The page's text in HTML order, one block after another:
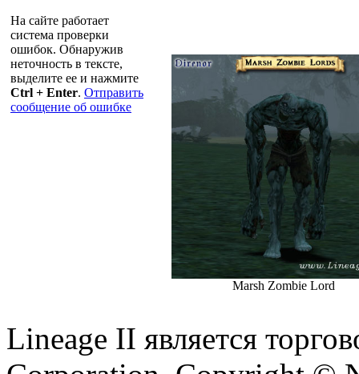
На сайте работает
система проверки
ошибок. Обнаружив
неточность в тексте,
выделите ее и нажмите
Ctrl + Enter. Отправить
сообщение об ошибке
Marsh Zombie Lord
Lineage II является